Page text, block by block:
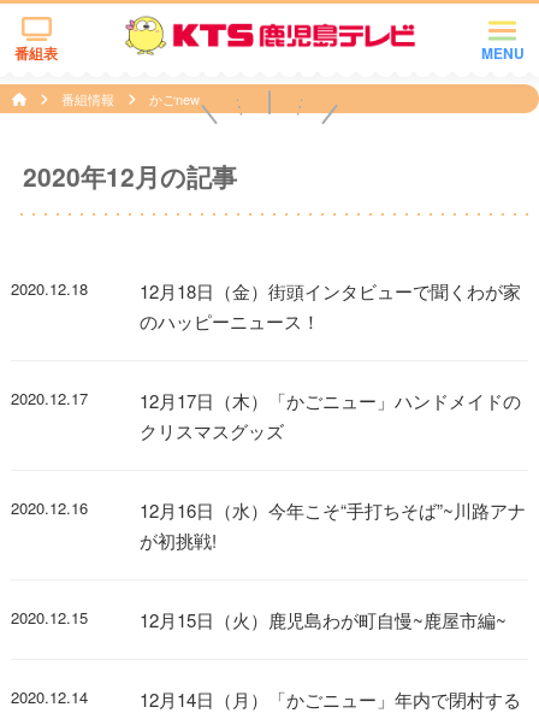
MENU
番組表
番組情報 かごnew
2020年12月の記事
2020.12.18
12月18日（金）街頭インタビューで聞くわが家
のハッピーニュース！
2020.12.17
12月17日（木）「かごニュー」ハンドメイドの
クリスマスグッズ
2020.12.16
12月16日（水）今年こそ“手打ちそば”~川路アナ
が初挑戦!
2020.12.15 12月15日（火）鹿児島わが町自慢~鹿屋市編~
2020.12.14
12月14日（月）「かごニュー」年内で閉村する